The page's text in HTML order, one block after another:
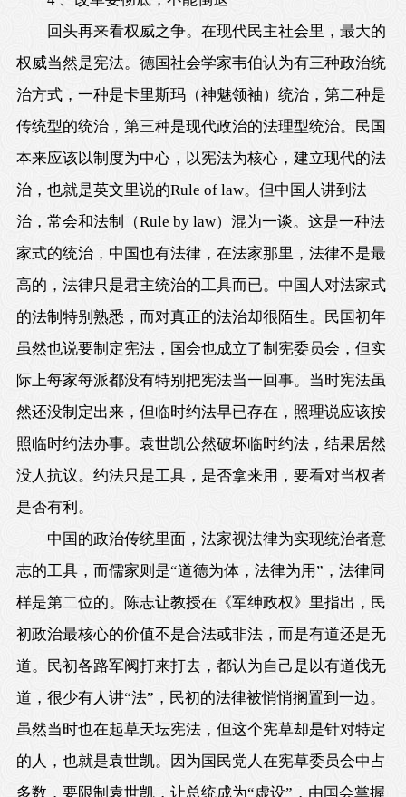
回头再来看权威之争。在现代民主社会里，最大的
权威当然是宪法。德国社会学家韦伯认为有三种政治统
治方式，一种是卡里斯玛（神魅领袖）统治，第二种是
传统型的统治，第三种是现代政治的法理型统治。民国
本来应该以制度为中心，以宪法为核心，建立现代的法
治，也就是英文里说的Rule of law。但中国人讲到法
治，常会和法制（Rule by law）混为一谈。这是一种法
家式的统治，中国也有法律，在法家那里，法律不是最
高的，法律只是君主统治的工具而已。中国人对法家式
的法制特别熟悉，而对真正的法治却很陌生。民国初年
虽然也说要制定宪法，国会也成立了制宪委员会，但实
际上每家每派都没有特别把宪法当一回事。当时宪法虽
然还没制定出来，但临时约法早已存在，照理说应该按
照临时约法办事。袁世凯公然破坏临时约法，结果居然
没人抗议。约法只是工具，是否拿来用，要看对当权者
是否有利。
中国的政治传统里面，法家视法律为实现统治者意
志的工具，而儒家则是“道德为体，法律为用”，法律同
样是第二位的。陈志让教授在《军绅政权》里指出，民
初政治最核心的价值不是合法或非法，而是有道还是无
道。民初各路军阀打来打去，都认为自己是以有道伐无
道，很少有人讲“法”，民初的法律被悄悄搁置到一边。
虽然当时也在起草天坛宪法，但这个宪草却是针对特定
的人，也就是袁世凯。因为国民党人在宪草委员会中占
多数，要限制袁世凯，让总统成为“虚设”，由国会掌握